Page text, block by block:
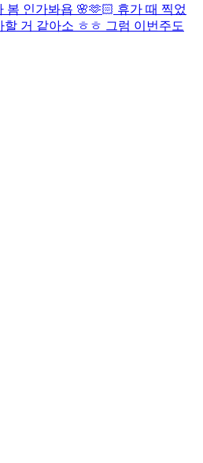
봄 인가봐욥 🌸🫶🏻 휴가 때 찍었
거 같아소 ㅎㅎ 그럼 이번주도